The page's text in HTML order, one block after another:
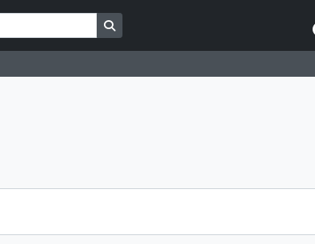
Busque na página de navegação